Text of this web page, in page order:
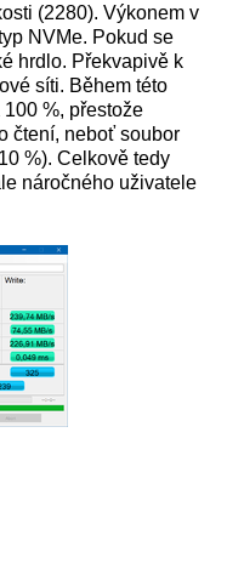
(2280). Výkonem v
NVMe. Pokud se
hrdlo. Překvapivě k
síti. Během této
%, přestože
čtení, neboť soubor
%). Celkově tedy
náročného uživatele